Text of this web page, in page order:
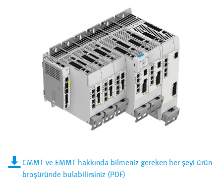
CMMT ve EMMT hakkında bilmeniz gereken her şeyi ürün
broşüründe bulabilirsiniz (PDF)